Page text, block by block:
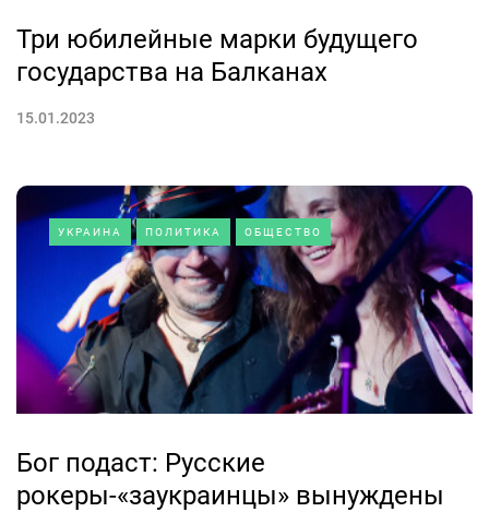
Три юбилейные марки будущего
государства на Балканах
15.01.2023
УКРАИНА ПОЛИТИКА ОБЩЕСТВО
Бог подаст: Русские
рокеры-«заукраинцы» вынуждены